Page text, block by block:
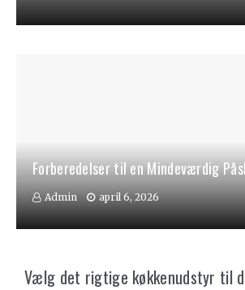
Forberedelser til en Mindeværdig
Admin april 6, 2026
Vælg det rigtige køkkenudstyr til